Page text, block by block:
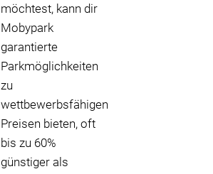
möchtest, kann dir
Mobypark
garantierte
Parkmöglichkeiten
zu
wettbewerbsfähigen
Preisen bieten, oft
bis zu 60%
günstiger als